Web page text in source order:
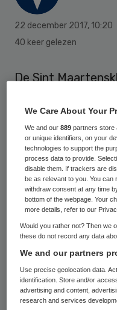
22 december 2017, 10:20
40 keer gelezen
De Sint
ok’s moeten
effectiever en
minder kans op
fouten en meer
het operatieteam.
Ontwikkelaar en
operatiekamers is
een neurochirurg
uit ok’s te
weten.
We Care About Your
We and our889 partners store
or unique identifiers, on your
technologies to support the
process data to provide.
disable them. If trackers are
be as relevant to you. You
withdraw consent at any time
bottom of the webpage. Your
more details, refer to our
Would you rather not? Then we
these do not record any data
We and our partners
Use precise geolocation data.
identification. Store and/or
advertising and content,
research and services